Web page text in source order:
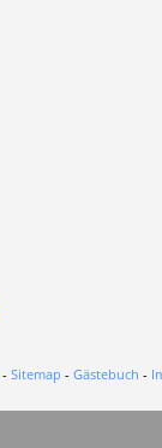
- Sitemap - Gästebuch -